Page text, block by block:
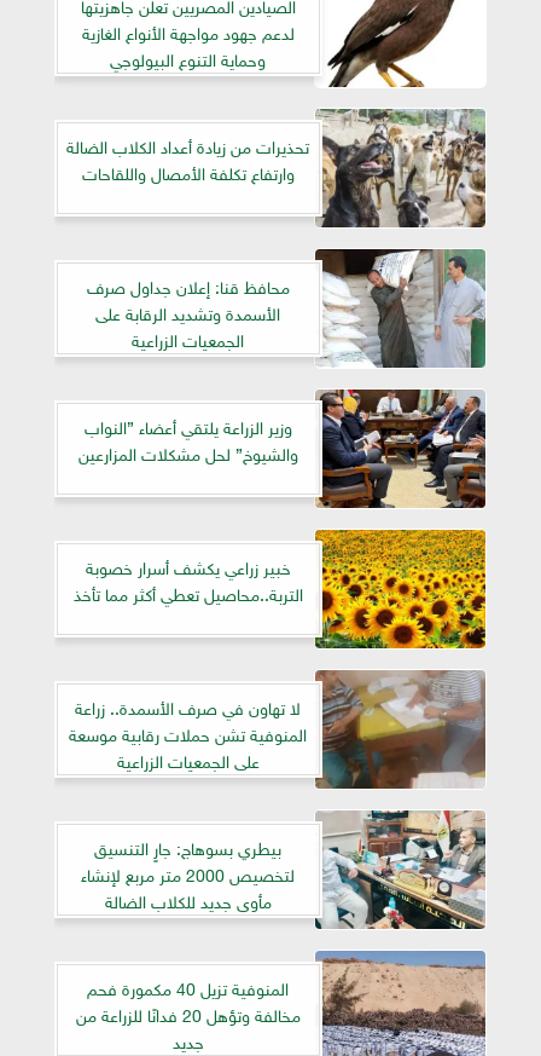
لدعم جهود مواجهة الأنواع الغازية
وحماية التنوع البيولوجي
تحذيرات من زيادة أعداد الكلاب الضالة
وارتفاع تكلفة الأمصال واللقاحات
محافظ قنا: إعلان جداول صرف
الأسمدة وتشديد الرقابة على
الجمعيات الزراعية
وزير الزراعة يلتقي أعضاء ”النواب
والشيوخ” لحل مشكلات المزارعين
خبير زراعي يكشف أسرار خصوبة
التربة..محاصيل تعطي أكثر مما تأخذ
لا تهاون في صرف الأسمدة.. زراعة
المنوفية تشن حملات رقابية موسعة
على الجمعيات الزراعية
بيطري بسوهاج: جارٍ التنسيق
لتخصيص 2000 متر مربع لإنشاء
مأوى جديد للكلاب الضالة
المنوفية تزيل 40 مكمورة فحم
مخالفة وتؤهل 20 فدانًا للزراعة من
جديد